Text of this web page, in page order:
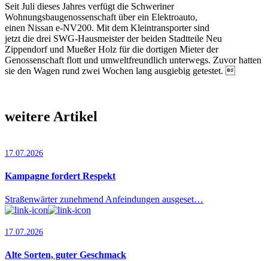
Seit Juli dieses Jahres verfügt die Schweriner
Wohnungsbaugenossenschaft über ein Elektro­auto,
einen Nissan e-NV200. Mit dem Kleintransporter sind
jetzt die drei SWG-Haus­meis­ter der beiden Stadtteile Neu
Zippendorf und Mueßer Holz für die dortigen Mieter der
Genossenschaft flott und umweltfreundlich unterwegs. Zuvor hatten
sie den Wagen rund zwei Wochen lang ausgiebig getes­tet. 
weitere Artikel
17.07.2026
Kampagne fordert Respekt
Straßenwärter zunehmend Anfeindungen ausgeset…
17.07.2026
Alte Sorten, guter Geschmack